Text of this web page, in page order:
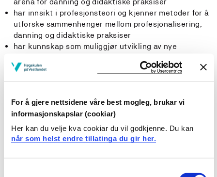
For å gjere nettsidene våre best mogleg, brukar vi
informasjonskapslar (cookiar)
Her kan du velje kva cookiar du vil godkjenne. Du kan
når som helst endre tillatinga du gir her.
har innsikt i profesjonsteori og kjenner metoder for å
utforske sammenhenger mellom profesjonalisering,
danning og didaktiske praksiser
har kunnskap som muliggjør utvikling av nye
fagområdet for kurset
Studenten
kan utvikle, planlegge og gjennomføre forskning som
kan håndtere ulike redskap (bl.a. audio-visuelle og